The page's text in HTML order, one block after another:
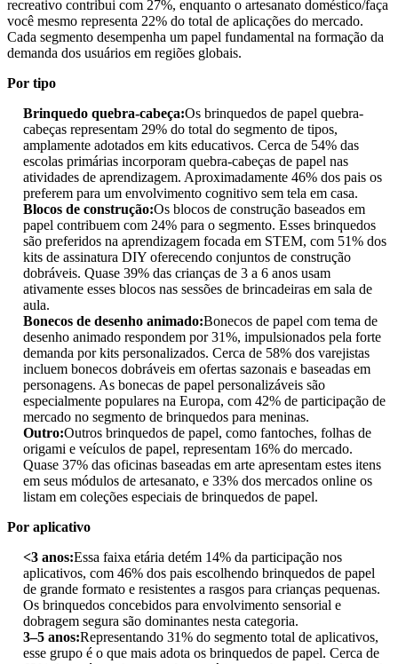
recreativo contribui com 27%, enquanto o artesanato doméstico/faça
você mesmo representa 22% do total de aplicações do mercado.
Cada segmento desempenha um papel fundamental na formação da
demanda dos usuários em regiões globais.
Por tipo
Brinquedo quebra-cabeça:Os brinquedos de papel quebra-
cabeças representam 29% do total do segmento de tipos,
amplamente adotados em kits educativos. Cerca de 54% das
escolas primárias incorporam quebra-cabeças de papel nas
atividades de aprendizagem. Aproximadamente 46% dos pais os
preferem para um envolvimento cognitivo sem tela em casa.
Blocos de construção:Os blocos de construção baseados em
papel contribuem com 24% para o segmento. Esses brinquedos
são preferidos na aprendizagem focada em STEM, com 51% dos
kits de assinatura DIY oferecendo conjuntos de construção
dobráveis. Quase 39% das crianças de 3 a 6 anos usam
ativamente esses blocos nas sessões de brincadeiras em sala de
aula.
Bonecos de desenho animado:Bonecos de papel com tema de
desenho animado respondem por 31%, impulsionados pela forte
demanda por kits personalizados. Cerca de 58% dos varejistas
incluem bonecos dobráveis ​​em ofertas sazonais e baseadas em
personagens. As bonecas de papel personalizáveis ​​são
especialmente populares na Europa, com 42% de participação de
mercado no segmento de brinquedos para meninas.
Outro:Outros brinquedos de papel, como fantoches, folhas de
origami e veículos de papel, representam 16% do mercado.
Quase 37% das oficinas baseadas em arte apresentam estes itens
em seus módulos de artesanato, e 33% dos mercados online os
listam em coleções especiais de brinquedos de papel.
Por aplicativo
<3 anos:Essa faixa etária detém 14% da participação nos
aplicativos, com 46% dos pais escolhendo brinquedos de papel
de grande formato e resistentes a rasgos para crianças pequenas.
Os brinquedos concebidos para envolvimento sensorial e
dobragem segura são dominantes nesta categoria.
3–5 anos:Representando 31% do segmento total de aplicativos,
esse grupo é o que mais adota os brinquedos de papel. Cerca de